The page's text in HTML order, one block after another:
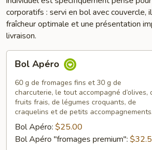
corporatifs : servi en bol avec couvercle,
fraîcheur optimale et une présentation
livraison.
Apéro
Bol Apéro
60 g de fromages fins et 30 g de
charcuterie, le tout accompagné d’olives,
fruits frais, de légumes croquants, de
craquelins et de petits accompagnements.
Bol Apéro: $25.00
Bol Apéro "fromages premium":